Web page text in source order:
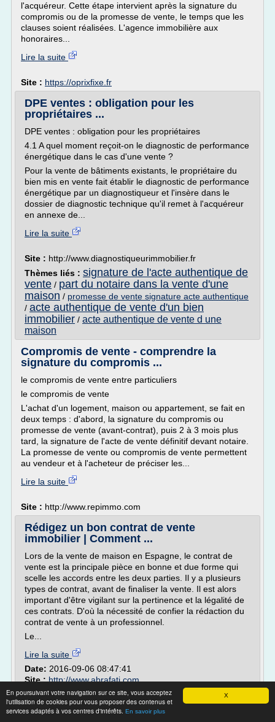
X
En poursuivant votre navigation sur ce site, vous acceptez
l'utilisation de cookies pour vous proposer des contenus et
services adaptés à vos centres d'intérêts. En savoir plus
l'acquéreur. Cette étape intervient après la signature du
compromis ou de la promesse de vente, le temps que les
clauses soient réalisées. L'agence immobilière aux
honoraires...
Lire la suite
Site : https://oprixfixe.fr
DPE ventes : obligation pour les
propriétaires ...
DPE ventes : obligation pour les propriétaires
4.1 A quel moment reçoit-on le diagnostic de performance
énergétique dans le cas d'une vente ?
Pour la vente de bâtiments existants, le propriétaire du
bien mis en vente fait établir le diagnostic de performance
énergétique par un diagnostiqueur et l'insère dans le
dossier de diagnostic technique qu'il remet à l'acquéreur
en annexe de...
Lire la suite
Site : http://www.diagnostiqueurimmobilier.fr
Thèmes liés : signature de l'acte authentique de
vente / part du notaire dans la vente d'une
maison / promesse de vente signature acte authentique
/ acte authentique de vente d'un bien
immobilier / acte authentique de vente d une
maison
Compromis de vente - comprendre la
signature du compromis ...
le compromis de vente entre particuliers
le compromis de vente
L'achat d'un logement, maison ou appartement, se fait en
deux temps : d'abord, la signature du compromis ou
promesse de vente (avant-contrat), puis 2 à 3 mois plus
tard, la signature de l'acte de vente définitif devant notaire.
La promesse de vente ou compromis de vente permettent
au vendeur et à l'acheteur de préciser les...
Lire la suite
Site : http://www.repimmo.com
Rédigez un bon contrat de vente
immobilier | Comment ...
Lors de la vente de maison en Espagne, le contrat de
vente est la principale pièce en bonne et due forme qui
scelle les accords entre les deux parties. Il y a plusieurs
types de contrat, avant de finaliser la vente. Il est alors
important d'être vigilant sur la pertinence et la légalité de
ces contrats. D'où la nécessité de confier la rédaction du
contrat de vente à un professionnel.
Le...
Lire la suite
Date: 2016-09-06 08:47:41
Site :http://www.abrafati.com
Comment obtenir l'acte de propriété d'une
maison - Proprioo